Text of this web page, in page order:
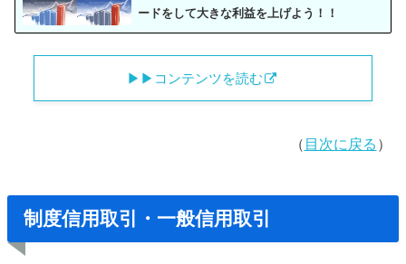
ードをして大きな利益を上げよう！！
▶︎▶︎コンテンツを読む
（ 目次に戻る ）
制度信用取引・一般信用取引